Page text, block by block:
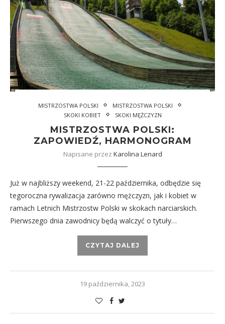
MISTRZOSTWA POLSKI
MISTRZOSTWA POLSKI
SKOKI KOBIET
SKOKI MĘŻCZYZN
MISTRZOSTWA POLSKI:
ZAPOWIEDŹ, HARMONOGRAM
Napisane przez Karolina Lenard
Już w najbliższy weekend, 21-22 października, odbędzie się
tegoroczna rywalizacja zarówno mężczyzn, jak i kobiet w
ramach Letnich Mistrzostw Polski w skokach narciarskich.
Pierwszego dnia zawodnicy będą walczyć o tytuły…
CZYTAJ DALEJ
19 października, 2023